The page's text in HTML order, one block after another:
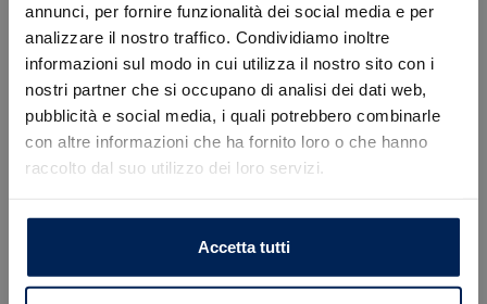
annunci, per fornire funzionalità dei social media e per
analizzare il nostro traffico. Condividiamo inoltre
informazioni sul modo in cui utilizza il nostro sito con i
nostri partner che si occupano di analisi dei dati web,
pubblicità e social media, i quali potrebbero combinarle
con altre informazioni che ha fornito loro o che hanno
raccolto dal suo utilizzo dei loro servizi.
Accetta tutti
Dettagli promozione
Richiedi informazioni
Desideri ricevere maggiori informazioni? Compila i
campi sottostanti. Verrai contattato il prima
Errore
Caricamento veicoli non riuscito